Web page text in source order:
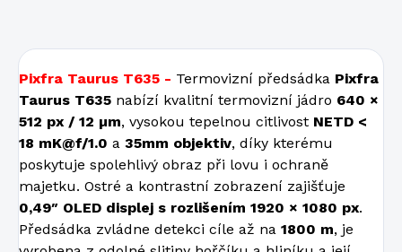
Pixfra Taurus T635 - Termovizní předsádka Pixfra
Taurus T635 nabízí kvalitní termovizní jádro 640 ×
512 px / 12 µm, vysokou tepelnou citlivost NETD <
18 mK@f/1.0 a 35mm objektiv, díky kterému
poskytuje spolehlivý obraz při lovu i ochraně
majetku. Ostré a kontrastní zobrazení zajišťuje
0,49″ OLED displej s rozlišením 1920 × 1080 px.
Předsádka zvládne detekci cíle až na 1800 m, je